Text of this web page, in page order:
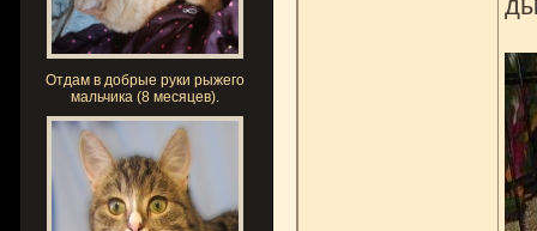
Отдам в добрые руки рыжего
мальчика (8 месяцев).